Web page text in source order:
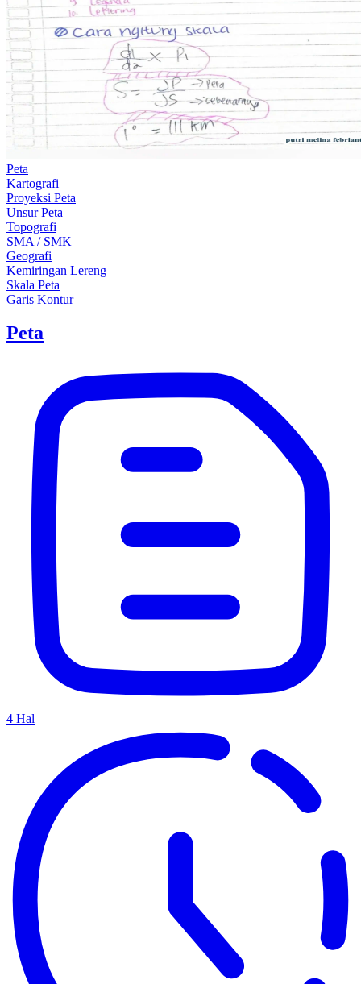
Peta
Kartografi
Proyeksi Peta
Unsur Peta
Topografi
SMA / SMK
Geografi
Kemiringan Lereng
Skala Peta
Garis Kontur
Peta
4 Hal